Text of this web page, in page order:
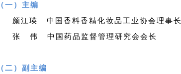
（一）主编
颜江瑛 中国香料香精化妆品工业协会理事长
张 伟 中国药品监督管理研究会会长
（二）副主编